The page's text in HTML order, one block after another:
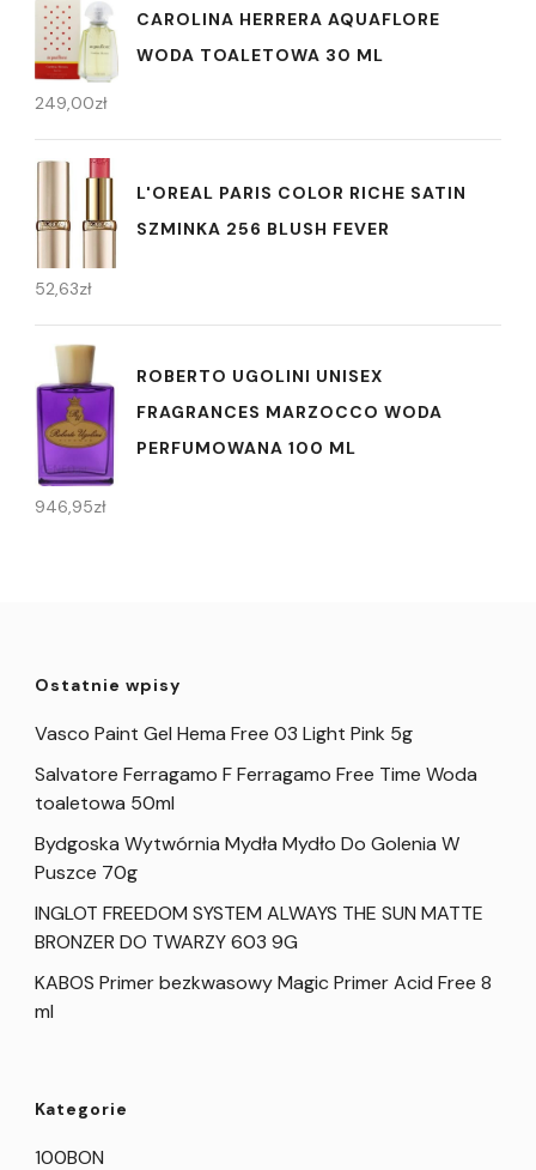
CAROLINA HERRERA AQUAFLORE
WODA TOALETOWA 30 ML
249,00zł
L'OREAL PARIS COLOR RICHE SATIN
SZMINKA 256 BLUSH FEVER
52,63zł
ROBERTO UGOLINI UNISEX
FRAGRANCES MARZOCCO WODA
PERFUMOWANA 100 ML
946,95zł
Ostatnie wpisy
Vasco Paint Gel Hema Free 03 Light Pink 5g
Salvatore Ferragamo F Ferragamo Free Time Woda
toaletowa 50ml
Bydgoska Wytwórnia Mydła Mydło Do Golenia W
Puszce 70g
INGLOT FREEDOM SYSTEM ALWAYS THE SUN MATTE
BRONZER DO TWARZY 603 9G
KABOS Primer bezkwasowy Magic Primer Acid Free 8
ml
Kategorie
100BON